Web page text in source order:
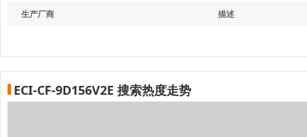
生产厂商 描述
ECI-CF-9D156V2E 搜索热度走势